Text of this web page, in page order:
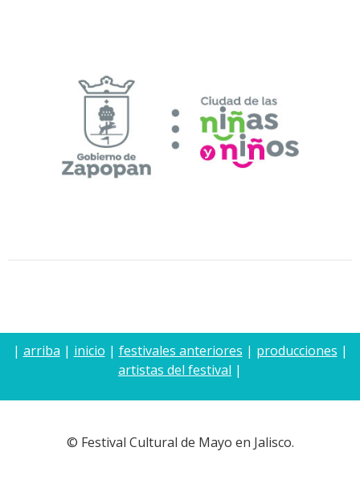
| arriba | inicio | festivales anteriores | producciones |
artistas del festival |
© Festival Cultural de Mayo en Jalisco.